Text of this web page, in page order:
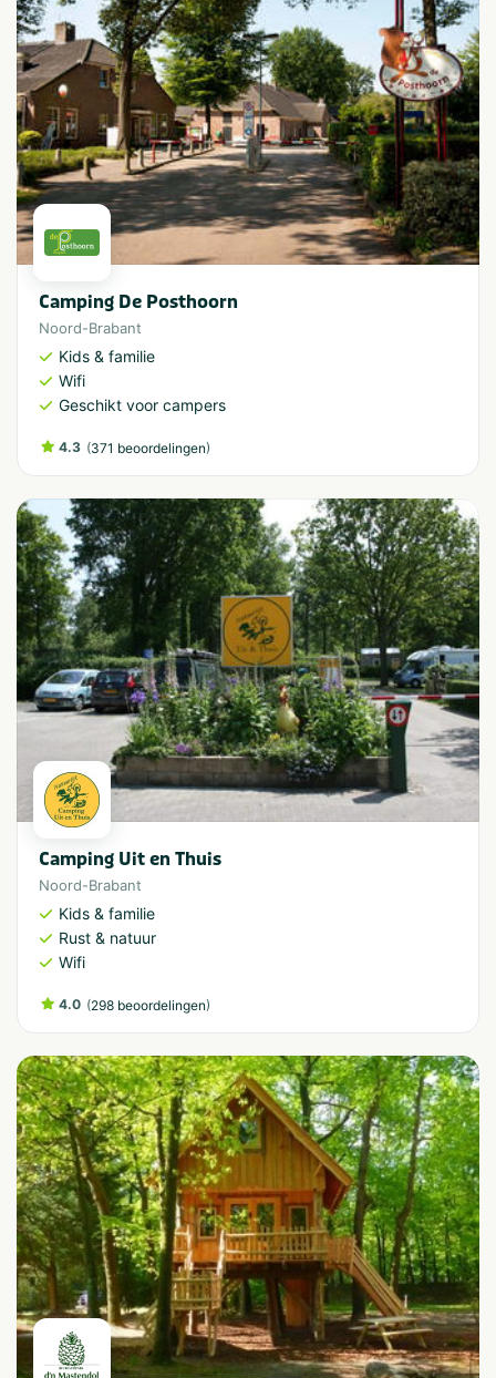
Camping De Posthoorn
Noord-Brabant
Kids & familie
Wifi
Geschikt voor campers
4.3 (371 beoordelingen)
Camping Uit en Thuis
Noord-Brabant
Kids & familie
Rust & natuur
Wifi
4.0 (298 beoordelingen)